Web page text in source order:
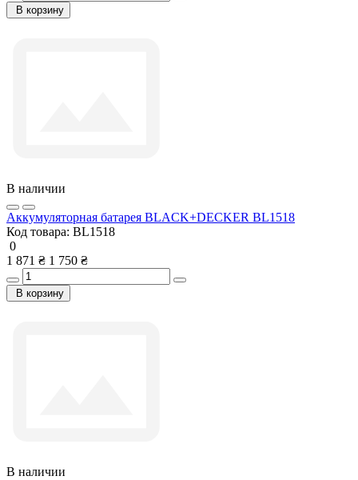
В корзину
В наличии
Аккумуляторная батарея BLACK+DECKER BL1518
Код товара: BL1518
0
1 871 ₴ 1 750 ₴
В корзину
В наличии